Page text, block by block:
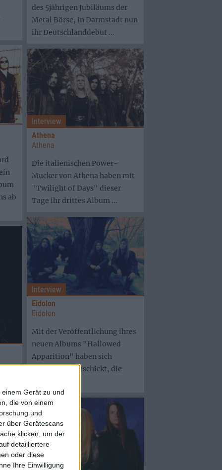
Gerät zu und
die von einem
und
über Gerätescans
klicken, um der
detailliertere
oder diese
Ihre Einwilligung
des 5jährigen Jubiläums der
Metal Börse, in Darmstadt nun
ihr Deutschlanddebut ...
ab
Interview
Athena
Athena
Die italienischen Power-
Mucker von Athena haben mit
"Twilight of Days" dieser
Tage ihr drittes Album ...
Interview
Eidolon
Eidolon
Mit der Veröffentlichung ihres
neuen Albums "Hallowed
Apparition" haben sich
EIDOLON angeschickt, die